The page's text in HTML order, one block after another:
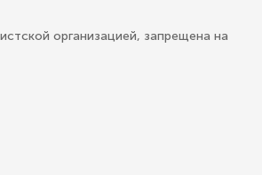
организацией, запрещена на